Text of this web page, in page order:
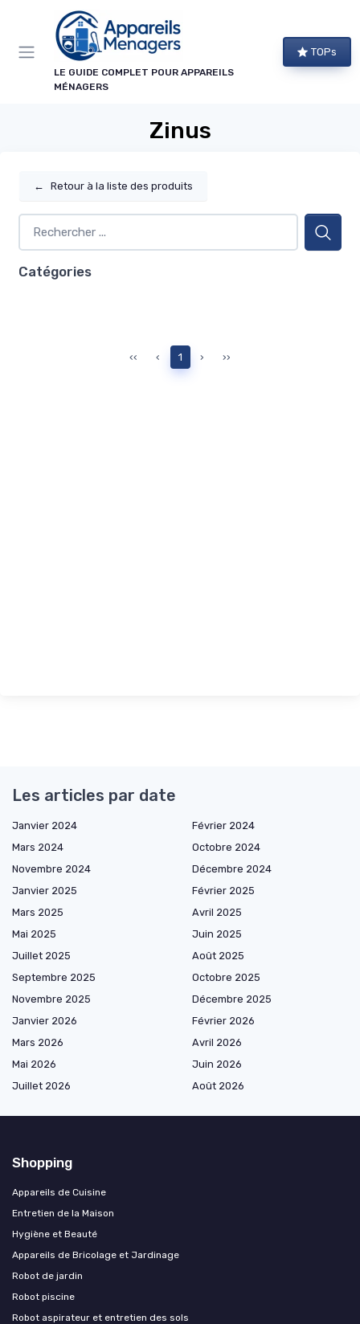
LE GUIDE COMPLET POUR APPAREILS
MÉNAGERS
TOPs
Zinus
← Retour à la liste des produits
Catégories
‹‹ ‹ 1 › ››
Les articles par date
Janvier 2024
Février 2024
Mars 2024
Octobre 2024
Novembre 2024
Décembre 2024
Janvier 2025
Février 2025
Mars 2025
Avril 2025
Mai 2025
Juin 2025
Juillet 2025
Août 2025
Septembre 2025
Octobre 2025
Novembre 2025
Décembre 2025
Janvier 2026
Février 2026
Mars 2026
Avril 2026
Mai 2026
Juin 2026
Juillet 2026
Août 2026
Shopping
Appareils de Cuisine
Entretien de la Maison
Hygiène et Beauté
Appareils de Bricolage et Jardinage
Robot de jardin
Robot piscine
Robot aspirateur et entretien des sols
Panneau de gestion des cookies